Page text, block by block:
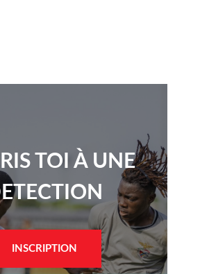
TOI À UNE
INSCRIPTION